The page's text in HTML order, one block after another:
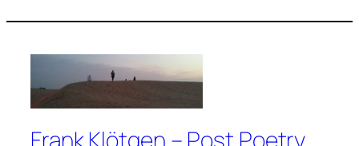
Frank Klötgen – Post Poetry